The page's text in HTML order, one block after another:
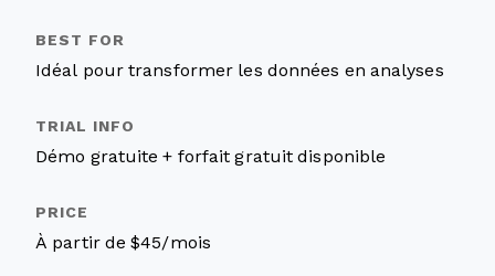
Idéal pour transformer les données en analyses
Démo gratuite + forfait gratuit disponible
À partir de $45/mois